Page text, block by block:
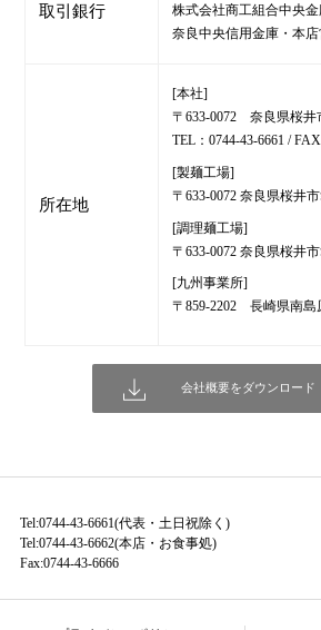
取引銀行
株式会社商工組合中央
奈良中央信用金庫・本
所在地
[本社]
〒633-0072 奈良県桜井
TEL：0744-43-6661 /
[製麺工場]
〒633-0072 奈良県桜井
[調理麺工場]
〒633-0072 奈良県桜井
[九州事業所]
〒859-2202 長崎県南島
会社概要をダウンロード
Tel:0744-43-6661(代表・土日祝除く)
Tel:0744-43-6662(本店・お食事処)
Fax:0744-43-6666